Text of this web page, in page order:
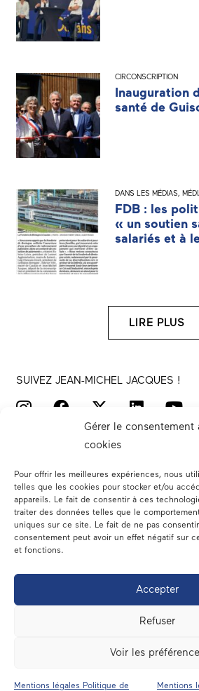
Gérer le consentement
cookies
Pour offrir les meilleures expériences, nous
telles que les cookies pour stocker et/ou
appareils. Le fait de consentir à ces
traiter des données telles que le
uniques sur ce site. Le fait de ne pas
consentement peut avoir un effet négatif sur
et fonctions.
Accepter
Refuser
Voir les
Mentions légales Politique de Mentions
CIRCONSCRIPTION
Inauguration
santé de
DANS LES MÉDIAS,
FDB : les
« un soutien
salariés et à
LIRE PLUS
SUIVEZ JEAN-MICHEL JACQUES !
Votre député
Dans les médias
En circonscription
A l’assemblée
Contact